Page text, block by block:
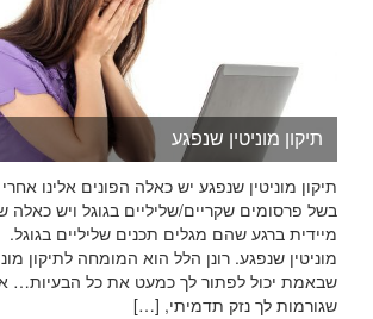
תיקון מוניטין שנפגע
תיקון מוניטין שנפגע יש כאלה הפונים אלינו אחרי
בשל פרסומים שקריים/שליליים בגוגל ויש כאלה
מיידית ברגע שהם מגלים תכנים שליליים בגוגל.
מוניטין שנפגע. רונן הלל הוא המומחה לתיקון
שבאמת יכול לפתור לך כמעט את כל הבעיות…
שגורמות לך נזק תדמיתי, […]